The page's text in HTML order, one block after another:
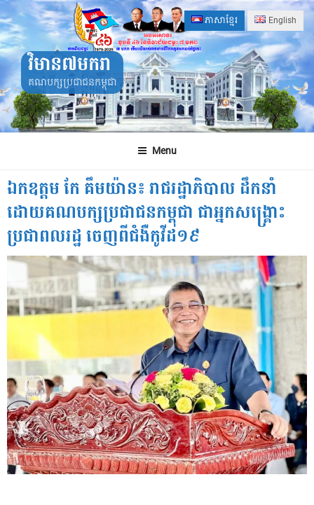
Skip
to
content
ភាសាខ្មែរ English
វិមាន៧មករា
គណបក្សប្រជាជនកម្ពុជា
Menu
ឯកឧត្តម កែ គឹមយ៉ាន៖ រាជរដ្ឋាភិបាល ដឹកនាំ
ដោយគណបក្សប្រជាជនកម្ពុជា ជាអ្នកសង្គ្រោះ
ប្រជាពលរដ្ឋ ចេញពីជំងឺកូវីដ១៩